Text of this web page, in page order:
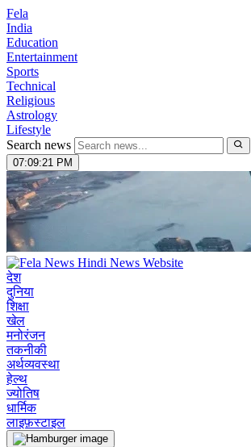
Fela
India
Education
Entertainment
Sports
Technical
Religious
Astrology
Lifestyle
Search news
07:09:22 PM
देश
दुनिया
शिक्षा
खेल
मनोरंजन
तकनीकी
अर्थव्यवस्था
हेल्थ
ज्योतिष
धार्मिक
लाइफ़स्टाइल